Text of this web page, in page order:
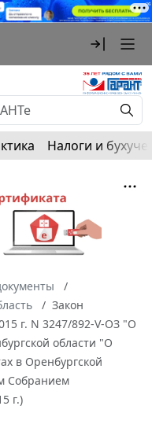
Налоги и
Закон
г. N 3247/892-V-ОЗ "О
области "О
в Оренбургской
Собранием
г.)